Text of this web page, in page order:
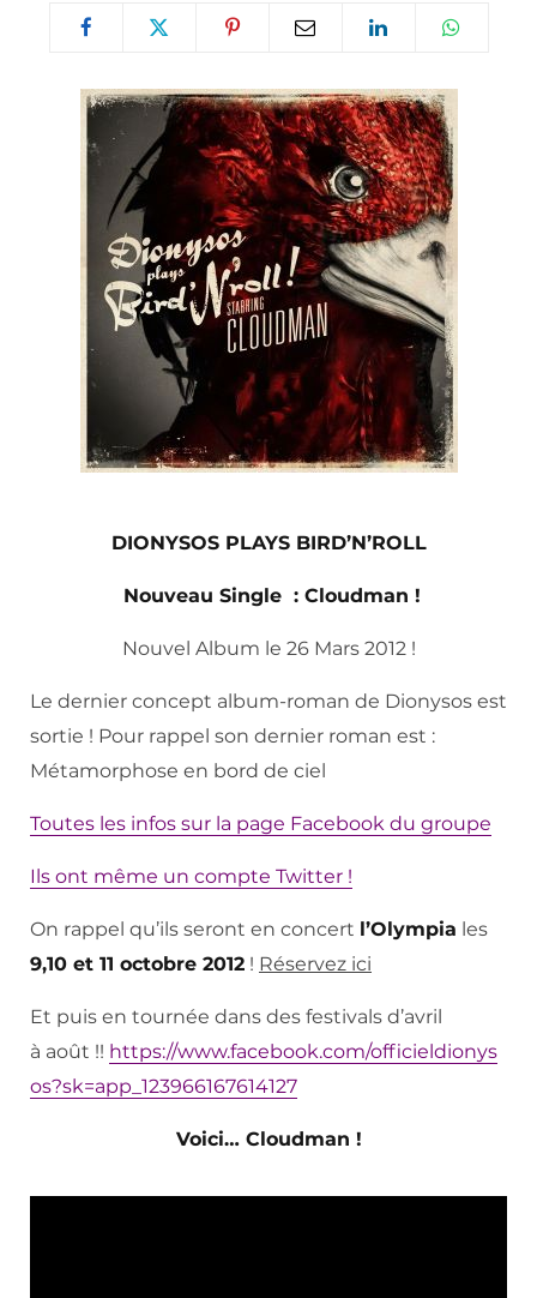
DIONYSOS PLAYS BIRD’N’ROLL
Nouveau Single : Cloudman !
Nouvel Album le 26 Mars 2012 !
Le dernier concept album-roman de Dionysos est
sortie ! Pour rappel son dernier roman est :
Métamorphose en bord de ciel
Toutes les infos sur la page Facebook du groupe
Ils ont même un compte Twitter !
On rappel qu’ils seront en concert l’Olympia les
9,10 et 11 octobre 2012 ! Réservez ici
Et puis en tournée dans des festivals d’avril
à août !! https://www.facebook.com/officieldionys
os?sk=app_123966167614127
Voici… Cloudman !